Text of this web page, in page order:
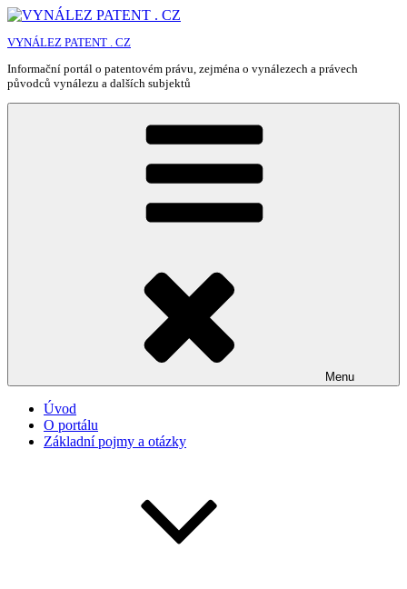
Přejít
obsahu
webu
VYNÁLEZ PATENT . CZ
Informační portál o patentovém právu, zejména o vynálezech a právech
původců vynálezu a dalších subjektů
Menu
Úvod
O portálu
Základní pojmy a otázky